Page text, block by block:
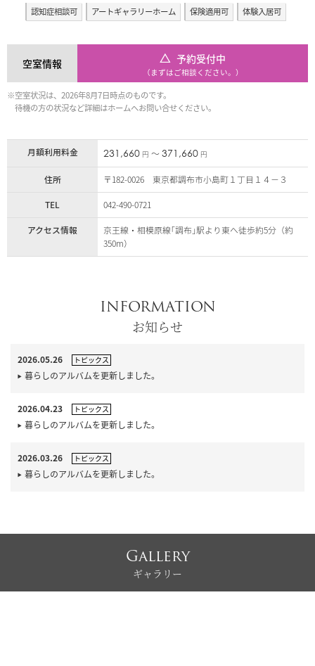
認知症相談可
アートギャラリーホーム 保険適用可 体験入居可
空室情報 予約受付中
（まずはご相談ください。）
※空室状況は、2026年8月7日時点のものです。
待機の方の状況など詳細はホームへお問い合せください。
月額利用料金 231,660 円 〜 371,660 円
住所
〒182-0026 東京都調布市小島町１丁目１４−３
TEL
042-490-0721
アクセス情報
京王線・相模原線｢調布｣駅より東へ徒歩約5分（約
350m）
INFORMATION
お知らせ
2026.05.26 トピックス
暮らしのアルバムを更新しました。
2026.04.23 トピックス
暮らしのアルバムを更新しました。
2026.03.26 トピックス
暮らしのアルバムを更新しました。
Gallery
ギャラリー